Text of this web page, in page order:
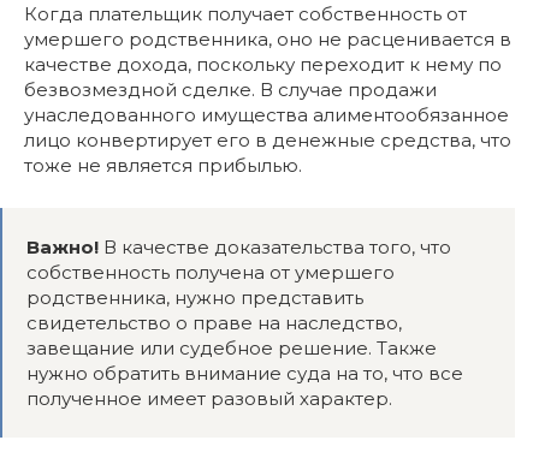
Когда плательщик получает собственность от
умершего родственника, оно не расценивается в
качестве дохода, поскольку переходит к нему по
безвозмездной сделке. В случае продажи
унаследованного имущества алиментообязанное
лицо конвертирует его в денежные средства, что
тоже не является прибылью.
Важно! В качестве доказательства того, что
собственность получена от умершего
родственника, нужно представить
свидетельство о праве на наследство,
завещание или судебное решение. Также
нужно обратить внимание суда на то, что все
полученное имеет разовый характер.